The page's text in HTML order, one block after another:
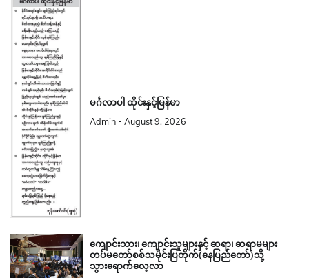
မင်္ဂလာပါ ထိုင်းနှင့်မြန်မာ
Admin August 9, 2026
ကျောင်းသား၊ ကျောင်းသူများနှင့် ဆရာ၊ ဆရာမများ
တပ်မတော်စစ်သမိုင်းပြတိုက်(နေပြည်တော်)သို့
သွားရောက်လေ့လာ